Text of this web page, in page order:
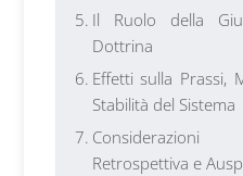
Il Ruolo della
Dottrina
Effetti sulla Prassi,
Stabilità del Sistema
Considerazioni
Retrospettiva e